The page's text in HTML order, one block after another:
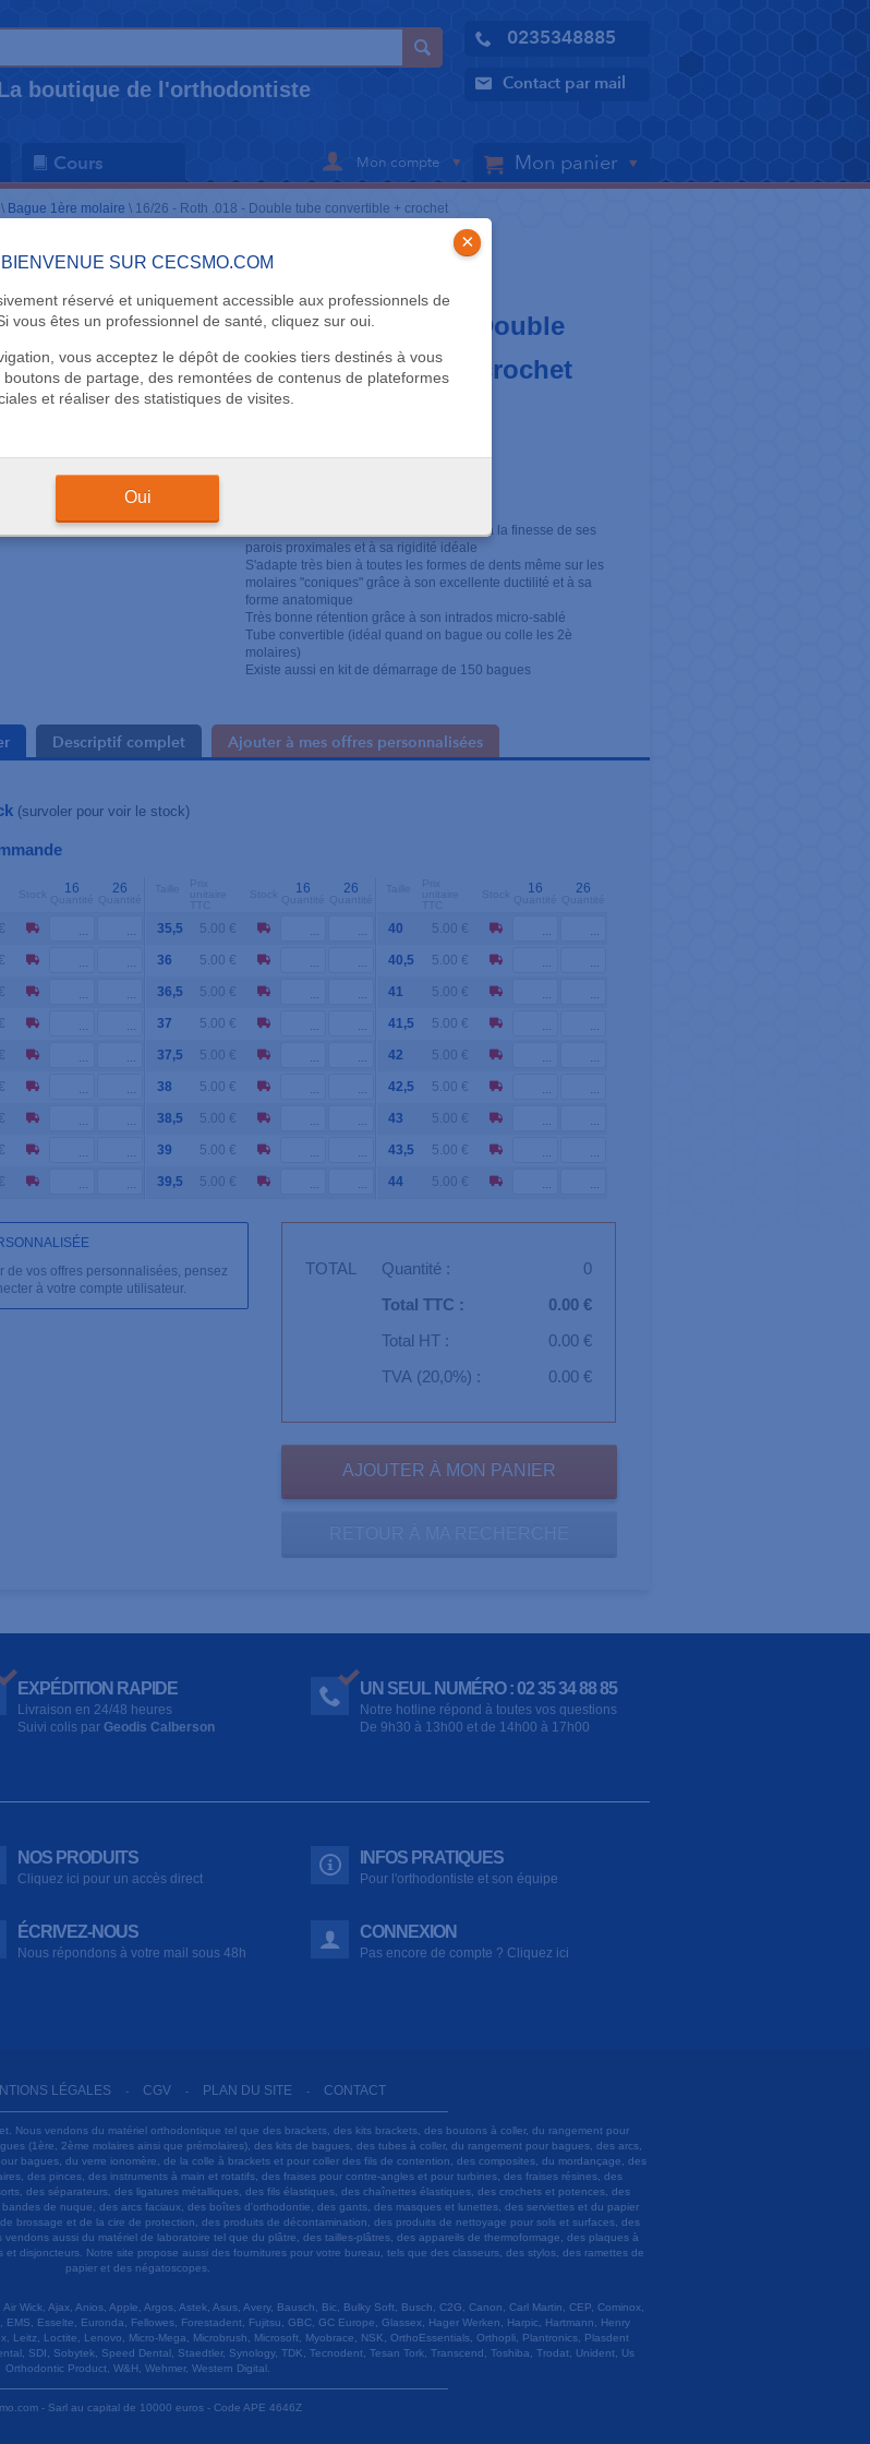
boutique de l'orthodontiste
0235348885
Contact par mail
Cours Mon compte Mon panier
BIENVENUE SUR CECSMO.COM
réservé et uniquement accessible aux professionnels de
vous êtes un professionnel de santé, cliquez sur oui.
vous acceptez le dépôt de cookies tiers destinés à vous
de partage, des remontées de contenus de plateformes
et réaliser des statistiques de visites.
×
Oui
\ Bague 1ère molaire \ 16/26 - Roth .018 - Double tube convertible + crochet
BAGUE 1ÈRE MOLAIRE
16/26 - Roth .018 - Double
tube convertible + crochet
Cecsmo.com
Très agréable à placer en bouche grâce à la finesse de ses
parois proximales et à sa rigidité idéale
S'adapte très bien à toutes les formes de dents même sur les
molaires "coniques" grâce à son excellente ductilité et à sa
forme anatomique
Très bonne rétention grâce à son intrados micro-sablé
Tube convertible (idéal quand on bague ou colle les 2è
molaires)
Existe aussi en kit de démarrage de 150 bagues
Descriptif complet Ajouter à mes offres personnalisées
(survoler pour voir le stock)
16 26 16 26
35,5 5.00 €
36 5.00 €
36,5 5.00 €
37 5.00 €
37,5 5.00 €
38 5.00 €
38,5 5.00 €
39 5.00 €
39,5 5.00 €
16 26
40 5.00 €
40,5 5.00 €
41 5.00 €
41,5 5.00 €
42 5.00 €
42,5 5.00 €
43 5.00 €
43,5 5.00 €
44 5.00 €
de vos offres personnalisées, pensez
à votre compte utilisateur.
TOTAL Quantité :
0
Total TTC :
0.00 €
Total HT :
0.00 €
TVA (20,0%) :
0.00 €
EXPÉDITION RAPIDE
Livraison en 24/48 heures
Suivi colis par Geodis Calberson
UN SEUL NUMÉRO : 02 35 34 88 85
Notre hotline répond à toutes vos questions
De 9h30 à 13h00 et de 14h00 à 17h00
NOS PRODUITS
Cliquez ici pour un accès direct
INFOS PRATIQUES
Pour l'orthodontiste et son équipe
ÉCRIVEZ-NOUS
Nous répondons à votre mail sous 48h
CONNEXION
Pas encore de compte ? Cliquez ici
LÉGALES - CGV - PLAN DU SITE - CONTACT
Nous vendons du matériel orthodontique tel que des brackets, des kits brackets, des boutons à coller, du rangement pour
(1ère, 2ème molaires ainsi que prémolaires), des kits de bagues, des tubes à coller, du rangement pour bagues, des arcs,
bagues, du verre ionomère, de la colle à brackets et pour coller des fils de contention, des composites, du mordançage, des
des pinces, des instruments à main et rotatifs, des fraises pour contre-angles et pour turbines, des fraises résines, des
des séparateurs, des ligatures métalliques, des fils élastiques, des chaînettes élastiques, des crochets et potences, des
de nuque, des arcs faciaux, des boîtes d'orthodontie, des gants, des masques et lunettes, des serviettes et du papier
brossage et de la cire de protection, des produits de décontamination, des produits de nettoyage pour sols et surfaces, des
aussi du matériel de laboratoire tel que du plâtre, des tailles-plâtres, des appareils de thermoformage, des plaques à
disjoncteurs. Notre site propose aussi des fournitures pour votre bureau, tels que des classeurs, des stylos, des ramettes de
papier et des négatoscopes.
Wick, Ajax, Anios, Apple, Argos, Astek, Asus, Avery, Bausch, Bic, Bulky Soft, Busch, C2G, Canon, Carl Martin, CEP, Cominox,
Esselte, Euronda, Fellowes, Forestadent, Fujitsu, GBC, GC Europe, Glassex, Hager Werken, Harpic, Hartmann, Henry
Leitz, Loctite, Lenovo, Micro-Mega, Microbrush, Microsoft, Myobrace, NSK, OrthoEssentials, Orthopli, Plantronics, Plasdent
SDI, Sobytek, Speed Dental, Staedtler, Synology, TDK, Tecnodent, Tesan Tork, Transcend, Toshiba, Trodat, Unident, Us
Orthodontic Product, W&H, Wehmer, Western Digital.
- Sarl au capital de 10000 euros - Code APE 4646Z